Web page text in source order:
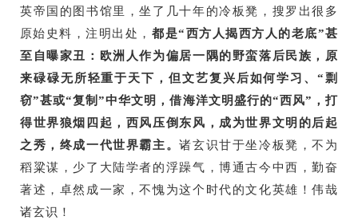
英帝国的图书馆里，坐了几十年的冷板凳，搜罗出很多
原始史料，注明出处， 都是“西方人揭西方人的老底”甚
至自曝家丑：欧洲人作为偏居一隅的野蛮落后民族，原
来碌碌无所轻重于天下，但文艺复兴后如何学习、“剽
窃”甚或“复制”中华文明，借海洋文明盛行的“西风”，打
得世界狼烟四起，西风压倒东风，成为世界文明的后起
之秀，终成一代世界霸主。诸玄识甘于坐冷板凳，不为
稻粱谋，少了大陆学者的浮躁气，博通古今中西，勤奋
著述，卓然成一家，不愧为这个时代的文化英雄！伟哉
诸玄识！